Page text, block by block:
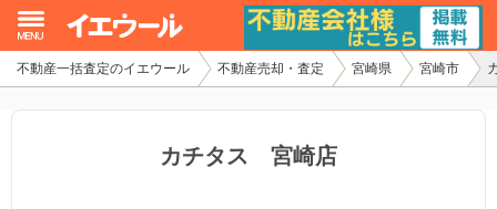
不動産一括査定のイエウール 不動産売却・査定 宮崎県 宮崎市
カチタス 宮崎店
イエウール加盟希望の不動産会社様